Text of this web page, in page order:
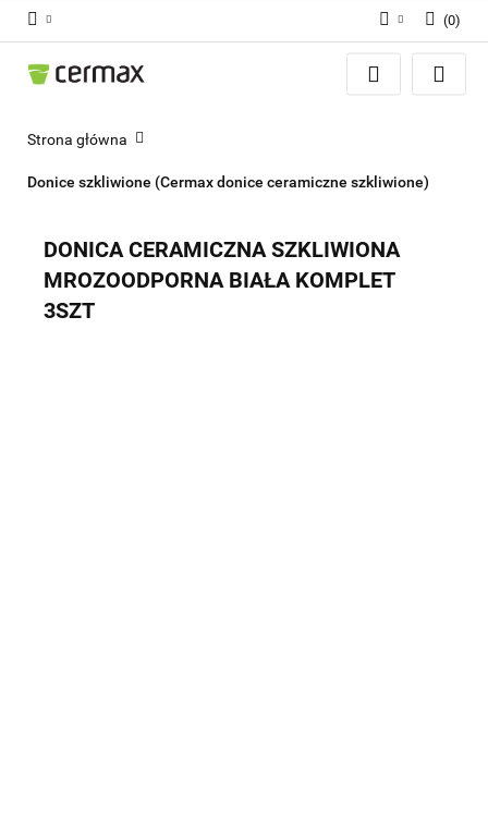
Zaloguj się
(0)
Strona główna
Donice szkliwione (Cermax donice ceramiczne szkliwione)
DONICA CERAMICZNA SZKLIWIONA
MROZOODPORNA BIAŁA KOMPLET
3SZT